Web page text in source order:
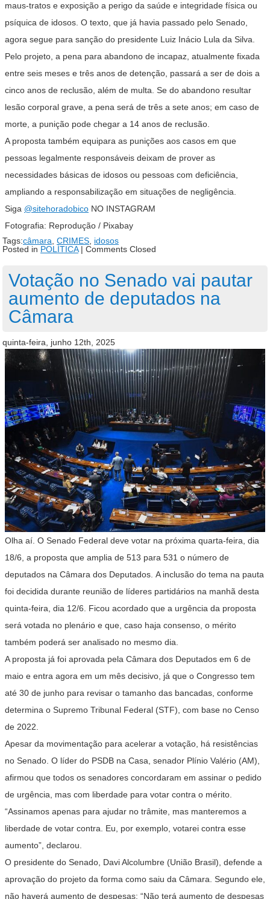
maus-tratos e exposição a perigo da saúde e integridade física ou
psíquica de idosos. O texto, que já havia passado pelo Senado,
agora segue para sanção do presidente Luiz Inácio Lula da Silva.
Pelo projeto, a pena para abandono de incapaz, atualmente fixada
entre seis meses e três anos de detenção, passará a ser de dois a
cinco anos de reclusão, além de multa. Se do abandono resultar
lesão corporal grave, a pena será de três a sete anos; em caso de
morte, a punição pode chegar a 14 anos de reclusão.
A proposta também equipara as punições aos casos em que
pessoas legalmente responsáveis deixam de prover as
necessidades básicas de idosos ou pessoas com deficiência,
ampliando a responsabilização em situações de negligência.
Siga @sitehoradobico NO INSTAGRAM
Fotografia: Reprodução / Pixabay
Tags:câmara CRIMES idosos
Posted in POLÍTICA| Comments Closed
Votação no Senado vai pautar
aumento de deputados na
Câmara
quinta-feira, junho 12th, 2025
Olha aí. O Senado Federal deve votar na próxima quarta-feira, dia
18/6, a proposta que amplia de 513 para 531 o número de
deputados na Câmara dos Deputados. A inclusão do tema na pauta
foi decidida durante reunião de líderes partidários na manhã desta
quinta-feira, dia 12/6. Ficou acordado que a urgência da proposta
será votada no plenário e que, caso haja consenso, o mérito
também poderá ser analisado no mesmo dia.
A proposta já foi aprovada pela Câmara dos Deputados em 6 de
maio e entra agora em um mês decisivo, já que o Congresso tem
até 30 de junho para revisar o tamanho das bancadas, conforme
determina o Supremo Tribunal Federal (STF), com base no Censo
de 2022.
Apesar da movimentação para acelerar a votação, há resistências
no Senado. O líder do PSDB na Casa, senador Plínio Valério (AM),
afirmou que todos os senadores concordaram em assinar o pedido
de urgência, mas com liberdade para votar contra o mérito.
“Assinamos apenas para ajudar no trâmite, mas manteremos a
liberdade de votar contra. Eu, por exemplo, votarei contra esse
aumento”, declarou.
O presidente do Senado, Davi Alcolumbre (União Brasil), defende a
aprovação do projeto da forma como saiu da Câmara. Segundo ele,
não haverá aumento de despesas: “Não terá aumento de despesas